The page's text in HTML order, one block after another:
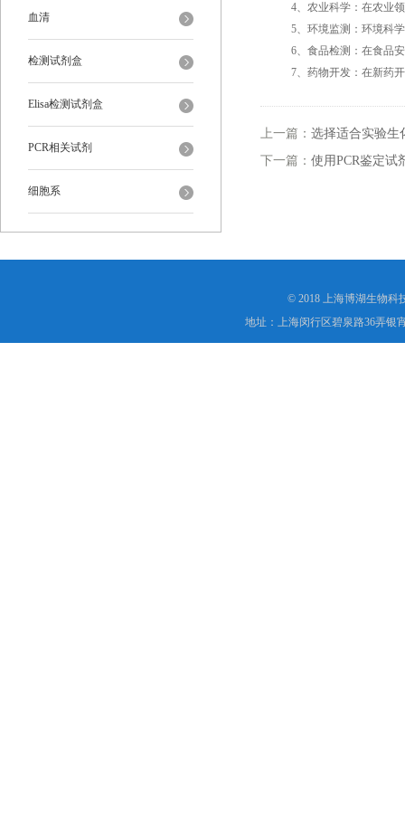
血清
检测试剂盒
Elisa检测试剂盒
PCR相关试剂
细胞系
4、农业科学：在农业领
5、环境监测：环境科学
6、食品检测：在食品安
7、药物开发：在新药开
上一篇： 选择适合实验生
下一篇： 使用PCR鉴定试
© 2018 上海博湖生物科
地址：上海闵行区碧泉路36弄银